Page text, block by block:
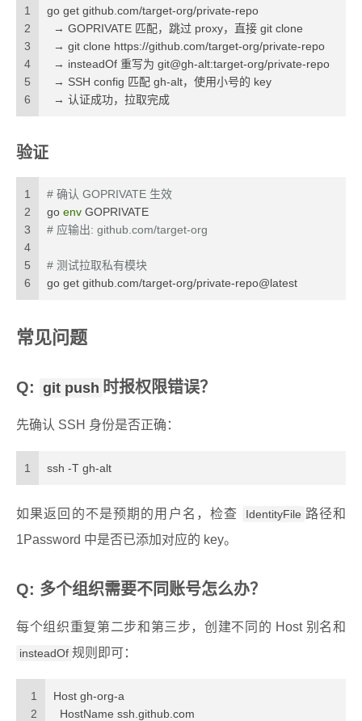
1
2
3
4
5
6
go get github.com/target-org/private-repo
  → GOPRIVATE 匹配，跳过 proxy，直接 git clone
  → git clone https://github.com/target-org/private-repo
  → insteadOf 重写为 git@gh-alt:target-org/private-repo
  → SSH config 匹配 gh-alt，使用小号的 key
  → 认证成功，拉取完成
验证
1
2
3
4
5
6
# 确认 GOPRIVATE 生效
go env GOPRIVATE
# 应输出: github.com/target-org
# 测试拉取私有模块
go get github.com/target-org/private-repo@latest
常见问题
Q: git push 时报权限错误？
先确认 SSH 身份是否正确：
1 ssh -T gh-alt
如果返回的不是预期的用户名，检查 IdentityFile 路径和
1Password 中是否已添加对应的 key。
Q: 多个组织需要不同账号怎么办？
每个组织重复第二步和第三步，创建不同的 Host 别名和
insteadOf 规则即可：
1
2
Host gh-org-a
  HostName ssh.github.com